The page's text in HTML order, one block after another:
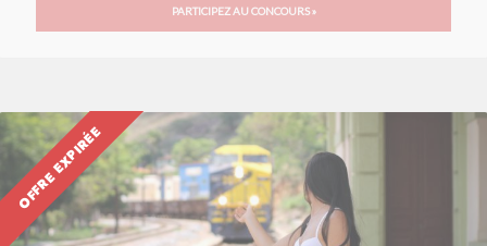
PARTICIPEZ AU CONCOURS »
OFFRE EXPIRÉE